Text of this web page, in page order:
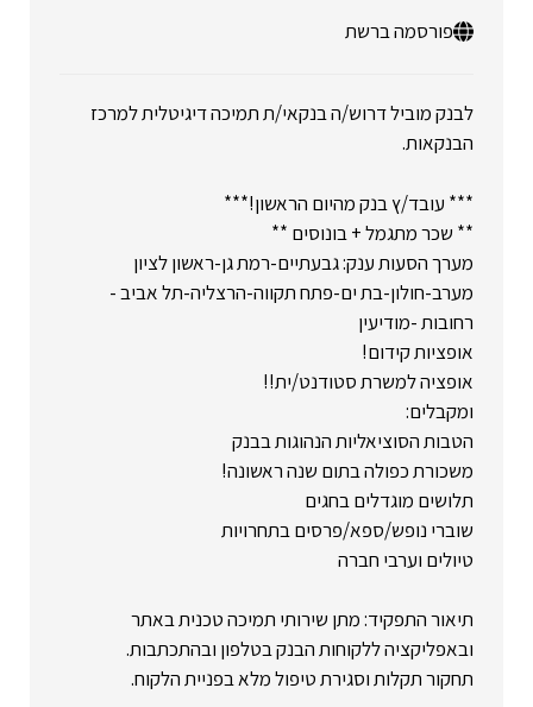
פורסמה ברשת
לבנק מוביל דרוש/ה בנקאי/ת תמיכה דיגיטלית למרכז
הבנקאות.
*** עובד/ץ בנק מהיום הראשון!***
** שכר מתגמל + בונוסים **
מערך הסעות ענק: גבעתיים-רמת גן-ראשון לציון
מערב-חולון-בת ים-פתח תקווה-הרצליה-תל אביב -
רחובות -מודיעין
אופציות קידום!
אופציה למשרת סטודנט/ית!!
ומקבלים:
הטבות הסוציאליות הנהוגות בבנק
משכורת כפולה בתום שנה ראשונה!
תלושים מוגדלים בחגים
שוברי נופש/ספא/פרסים בתחרויות
טיולים וערבי חברה
תיאור התפקיד: מתן שירותי תמיכה טכנית באתר
ובאפליקציה ללקוחות הבנק בטלפון ובהתכתבות.
תחקור תקלות וסגירת טיפול מלא בפניית הלקוח.